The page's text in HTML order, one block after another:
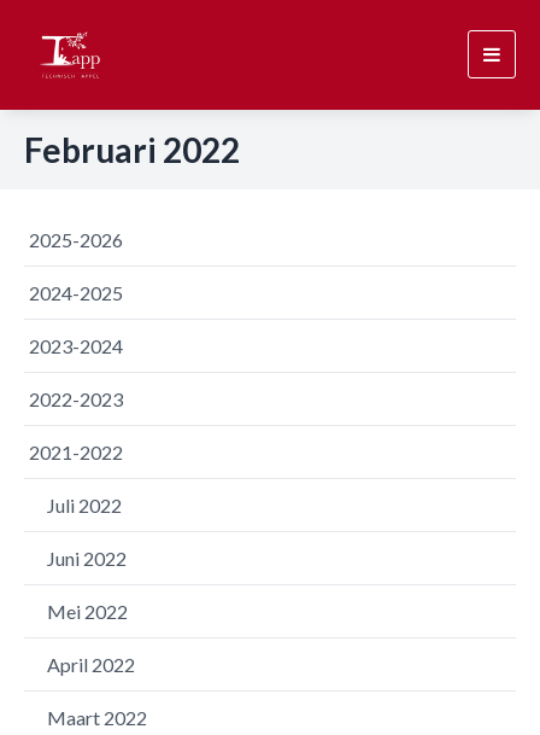
Februari 2022
2025-2026
2024-2025
2023-2024
2022-2023
2021-2022
Juli 2022
Juni 2022
Mei 2022
April 2022
Maart 2022